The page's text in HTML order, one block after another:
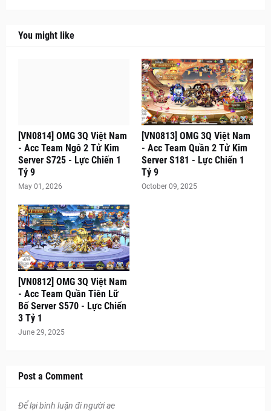
You might like
[VN0814] OMG 3Q Việt Nam
- Acc Team Ngô 2 Tử Kim
Server S725 - Lực Chiến 1
Tỷ 9
May 01, 2026
[VN0813] OMG 3Q Việt Nam
- Acc Team Quần 2 Tử Kim
Server S181 - Lực Chiến 1
Tỷ 9
October 09, 2025
[VN0812] OMG 3Q Việt Nam
- Acc Team Quần Tiên Lữ
Bố Server S570 - Lực Chiến
3 Tỷ 1
June 29, 2025
Post a Comment
Để lại bình luận đi người ae